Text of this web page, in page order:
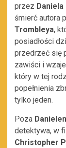
przez
śmierć autora
Trombleya,
posiadłości
przedrzeć się
zawiści i
który w tej
popełnienia
tylko jeden.
Poza
detektywa, w
Christopher